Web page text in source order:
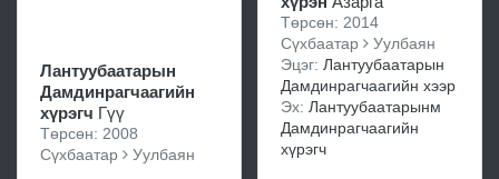
Лантуубаатарын
Дамдинрагчаагийн
хүрэгч Гүү
Төрсөн: 2008
Сүхбаатар
Уулбаян
Төрсөн: 2014
Сүхбаатар
Уулбаян
Эцэг: Лантуубаатарын
Дамдинрагчаагийн хээр
Эх: Лантуубаатарынм
Дамдинрагчаагийн
хүрэгч